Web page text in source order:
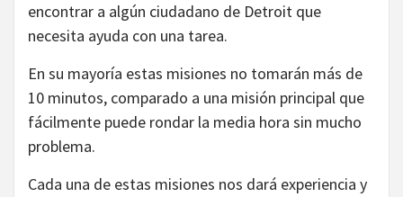
encontrar a algún ciudadano de Detroit que
necesita ayuda con una tarea.
En su mayoría estas misiones no tomarán más de
10 minutos, comparado a una misión principal que
fácilmente puede rondar la media hora sin mucho
problema.
Cada una de estas misiones nos dará experiencia y